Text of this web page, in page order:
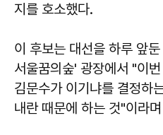
지를 호소했다.
이 후보는 대선을 하루 앞
서울꿈의숲' 광장에서 "이
김문수가 이기냐를 결정하
내란 때문에 하는 것"이라